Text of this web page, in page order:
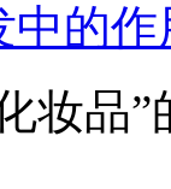
中的
妆品